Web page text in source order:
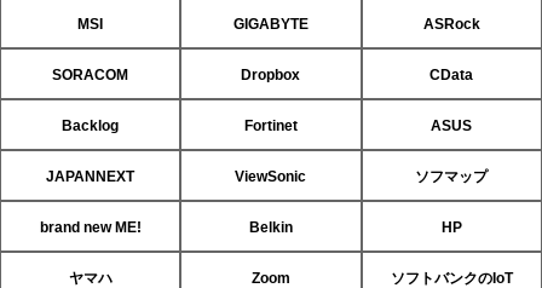
MSI GIGABYTE ASRock
SORACOM Dropbox CData
Backlog Fortinet ASUS
JAPANNEXT ViewSonic ソフマップ
brand new ME! Belkin HP
ヤマハ Zoom ソフトバンクのIoT